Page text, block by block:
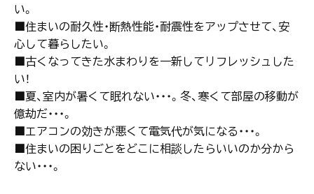
い。
■住まいの耐久性・断熱性能・耐震性をアップさせて、安
心して暮らしたい。
■古くなってきた水まわりを一新してリフレッシュした
い！
■夏、室内が暑くて眠れない・・・。冬、寒くて部屋の移動が
億劫だ・・・。
■エアコンの効きが悪くて電気代が気になる・・・。
■住まいの困りごとをどこに相談したらいいのか分から
ない・・・。